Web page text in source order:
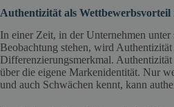
Authentizität als
In einer Zeit, in der Unternehmen unter
Beobachtung stehen, wird Authentizität
Differenzierungsmerkmal.
über die eigene Markenidentität. Nur
und auch Schwächen kennt, kann